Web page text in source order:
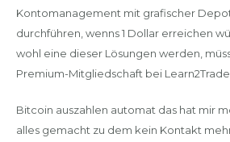
Kontomanagement mit grafischer
durchführen, wenns 1 Dollar erreichen
wohl eine dieser Lösungen werden,
Premium-Mitgliedschaft bei
Bitcoin auszahlen automat das hat mir
alles gemacht zu dem kein Kontakt